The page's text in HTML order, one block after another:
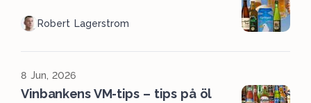
Robert Lagerstrom
8 Jun, 2026
Vinbankens VM-tips – tips på öl